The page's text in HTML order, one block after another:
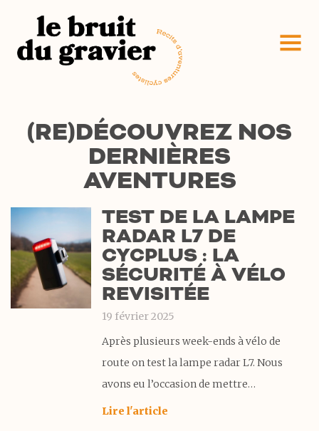
(RE)DÉCOUVREZ NOS
DERNIÈRES
AVENTURES
TEST DE LA LAMPE
RADAR L7 DE
CYCPLUS : LA
SÉCURITÉ À VÉLO
REVISITÉE
19 février 2025
Après plusieurs week-ends à vélo de
route on test la lampe radar L7. Nous
avons eu l’occasion de mettre
cette lampe radar L7 de la marque
Lire l'article